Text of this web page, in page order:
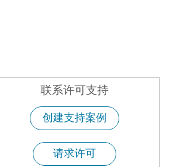
联系许可支持
创建支持案例
请求许可